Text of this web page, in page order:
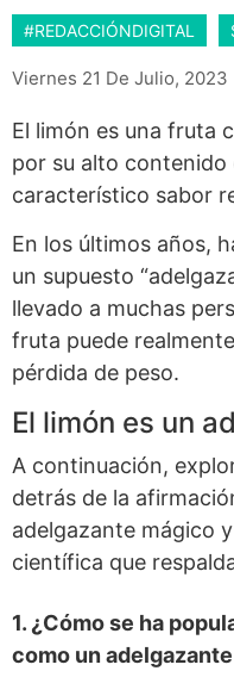
#REDACCIÓNDIGITAL
Viernes 21 De Julio, 2023
El limón es una fruta
por su alto contenido
característico sabor
En los últimos años,
un supuesto
llevado a muchas
fruta puede
pérdida de peso.
El limón es un
A continuación,
detrás de la
adelgazante mágico
científica que
1. ¿Cómo se ha
como un